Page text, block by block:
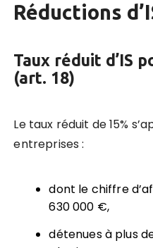
Réductions
Taux réduit d’IS
(art. 18)
Le taux réduit de 15%
entreprises :
dont le chiffre
630 000 €,
détenues à plus